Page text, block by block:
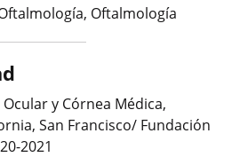
Oftalmología
y Córnea Médica,
San Francisco/ Fundación
2021